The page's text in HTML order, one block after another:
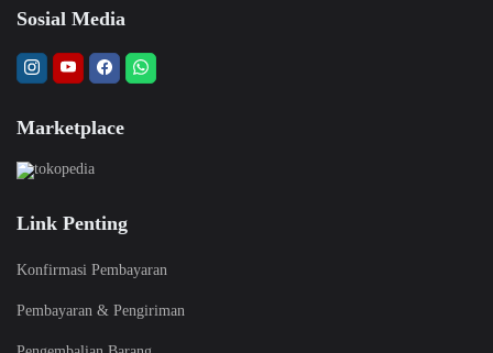
Sosial Media
Marketplace
Link Penting
Konfirmasi Pembayaran
Pembayaran & Pengiriman